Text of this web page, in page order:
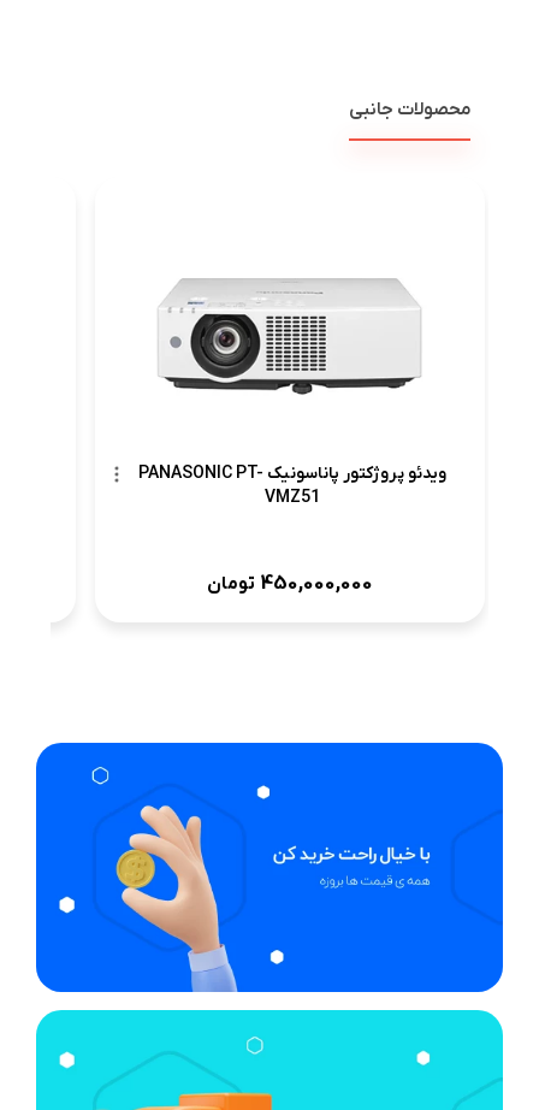
محصولات جانبی
ویدئو پروژکتور پاناسونیک PANASONIC PT-
VMZ51
450,000,000 تومان